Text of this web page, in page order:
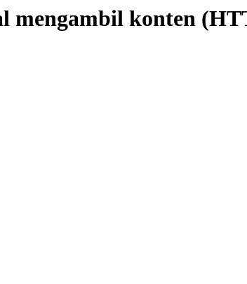
mengambil konten